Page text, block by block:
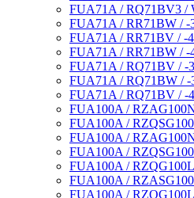
FUA71A / RQ71BV3 /
FUA71A / RR71BW / -
FUA71A / RR71BV / -
FUA71A / RR71BW / -
FUA71A / RQ71BV / -
FUA71A / RQ71BW / -
FUA71A / RQ71BV / -
FUA100A /
FUA100A /
FUA100A /
FUA100A /
FUA100A /
FUA100A /
FUA100A /